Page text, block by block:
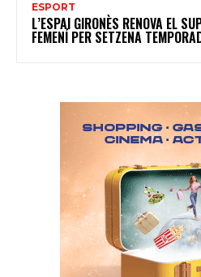
ESPORT
L’ESPAI GIRONÈS RENOVA EL
FEMENÍ PER SETZENA